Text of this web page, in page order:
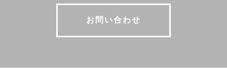
お問い合わせ